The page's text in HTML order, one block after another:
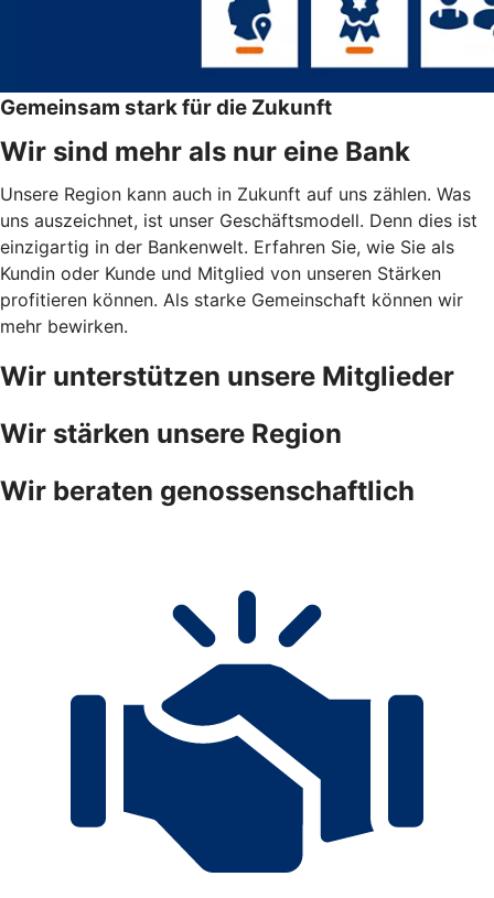
Gemeinsam stark für die Zukunft
Wir sind mehr als nur eine Bank
Unsere Region kann auch in Zukunft auf uns zählen. Was
uns auszeichnet, ist unser Geschäftsmodell. Denn dies ist
einzigartig in der Bankenwelt. Erfahren Sie, wie Sie als
Kundin oder Kunde und Mitglied von unseren Stärken
profitieren können. Als starke Gemeinschaft können wir
mehr bewirken.
Wir unterstützen unsere Mitglieder
Wir stärken unsere Region
Wir beraten genossenschaftlich